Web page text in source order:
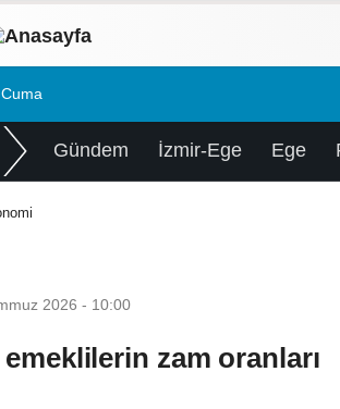
Gündem İzmir-Ege Ege
2026 - 10:00
zam oranları